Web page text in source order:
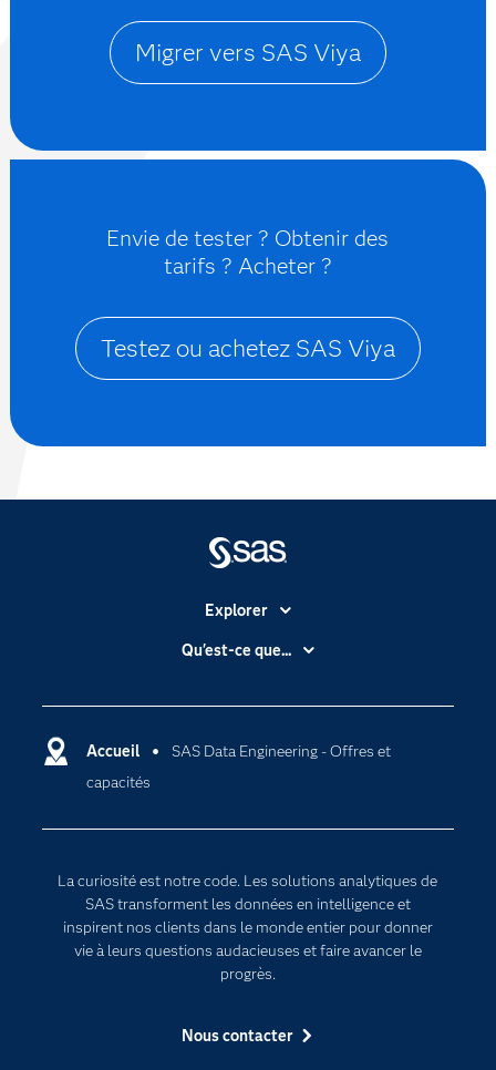
Migrer vers SAS Viya
Envie de tester ? Obtenir des
tarifs ? Acheter ?
Testez ou achetez SAS Viya
Accueil
SAS Data Engineering - Offres et
capacités
La curiosité est notre code. Les solutions analytiques de
SAS transforment les données en intelligence et
inspirent nos clients dans le monde entier pour donner
vie à leurs questions audacieuses et faire avancer le
progrès.
Nous contacter
Explorer
Accessibilité
Carrières
Certifications
Pour les enseignants
Entreprise
Etudiants
My SAS
Qu'est-ce que...
Intelligence artificielle
L'analytique